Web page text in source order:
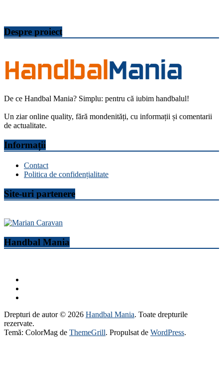
Despre proiect
De ce Handbal Mania? Simplu: pentru că iubim handbalul!
Un ziar online quality, fără mondenități, cu informații și comentarii
de actualitate.
Informații
Contact
Politica de confidențialitate
Site-uri partenere
Handbal Mania
Drepturi de autor © 2026 Handbal Mania. Toate drepturile
rezervate.
Temă: ColorMag de ThemeGrill. Propulsat de WordPress.